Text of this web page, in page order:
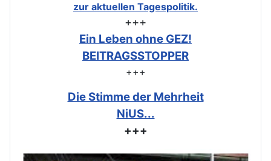
zur aktuellen Tagespolitik.
+++
Ein Leben ohne GEZ!
BEITRAGSSTOPPER
+++
Die Stimme der Mehrheit
NiUS...
+++